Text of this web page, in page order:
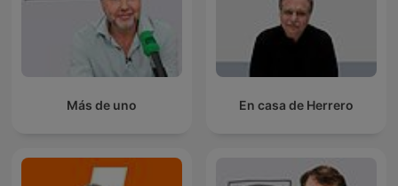
Más de uno En casa de Herrero